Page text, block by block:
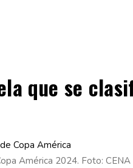
que se
América 2024. Foto: